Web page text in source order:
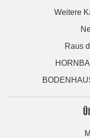
Weitere
Raus